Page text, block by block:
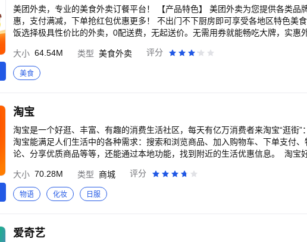
【联系我们】 客服热线：1010-5757
美团外卖，专业的美食外卖订餐平台！ 【产品特色】 美团外卖为您提供各类品牌外卖，美食商家订餐服务。套餐优
惠，支付满减，下单抢红包优惠更多！ 不出门不下厨房即可享受各地区特色美
饭选择极具性价比的外卖，0配送费，无起送价。无需用券就能畅吃大牌，实惠
吃、快餐、火锅、川菜、蛋糕、烤肉、美食饮料甜点，外卖订餐更方便，不用出
天、宵夜不想出门？动动手指，即可下单，最快30分钟可享用美食。还在等什
质的美食外卖订餐服务。 【新人福利】 新用户最高可领60元大额红包 【功能介绍】 附近美食，全国各地特色美食 全
大小 64.54M 类型 美食外卖 评分
美食
淘宝
淘宝是一个好逛、丰富、有趣的消费生活社区，每天有亿万消费者来淘宝“逛街
淘宝能满足人们生活中的各种需求：搜索和浏览商品、加入购物车、下单支付
论、分享优质商品等等，还能通过本地功能，找到附近的生活优惠信息。 淘
淘宝上找到同好。 2、在淘宝上，获得好逛的体验： 淘宝每天都会推荐优质、
都能在这里找到自己感兴趣的商品，足不出户就能逛到好物。 3、在淘宝上，看
展示、评论区里真实的买家秀，让人买起来更放心。 人们也能在淘宝“逛逛”社
惠。 同时，成为88VIP会员和品牌会员，还能享受更多福利。
大小 70.28M 类型 商城 评分
物语 化妆 日服
爱奇艺